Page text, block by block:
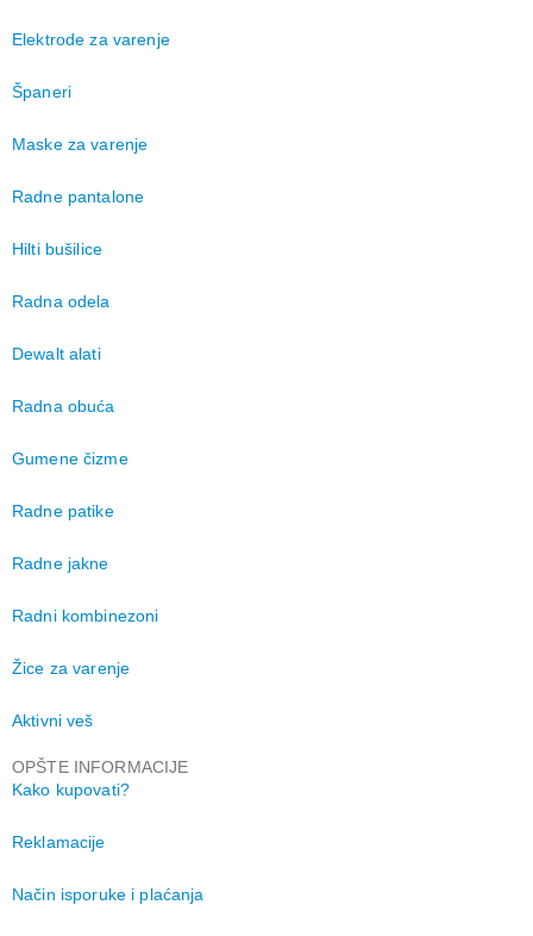
Elektrode za varenje
Španeri
Maske za varenje
Radne pantalone
Hilti bušilice
Radna odela
Dewalt alati
Radna obuća
Gumene čizme
Radne patike
Radne jakne
Radni kombinezoni
Žice za varenje
Aktivni veš
OPŠTE INFORMACIJE
Kako kupovati?
Reklamacije
Način isporuke i plaćanja